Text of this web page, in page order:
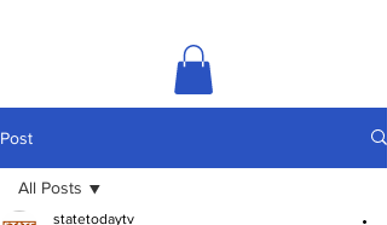
Post
All Posts
statetodaytv